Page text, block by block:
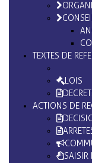
TEXTES DE
LOIS
ACTIONS DE
SAISIR